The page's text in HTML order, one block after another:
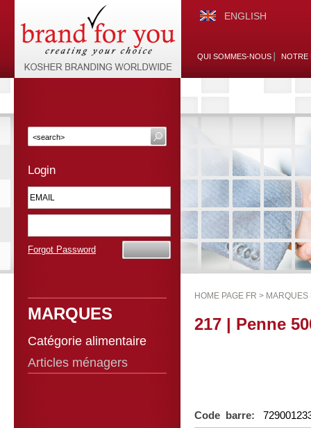
ENGLISH
QUI SOMMES-NOUS NOTRE
Login
Forgot Password
MARQUES
Catégorie alimentaire
Articles ménagers
HOME PAGE FR > MARQUES
217 | Penne
Code barre: